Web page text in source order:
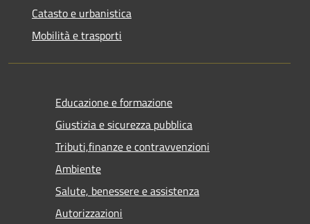
Catasto e urbanistica
Mobilità e trasporti
Educazione e formazione
Giustizia e sicurezza pubblica
Tributi,finanze e contravvenzioni
Ambiente
Salute, benessere e assistenza
Autorizzazioni